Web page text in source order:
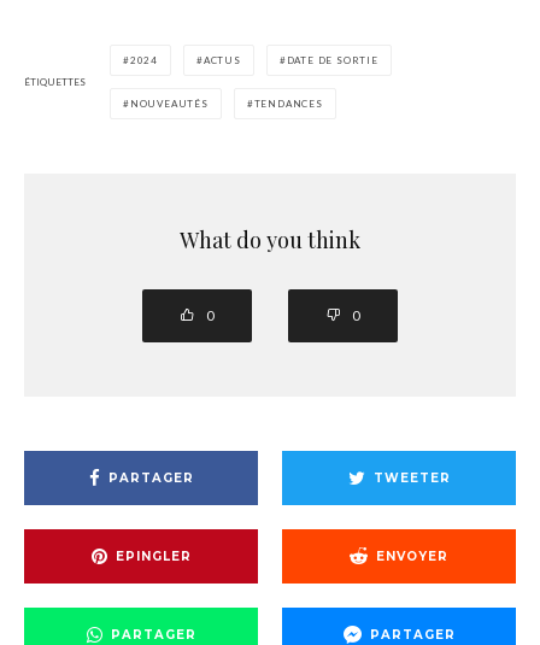
ÉTIQUETTES
2024 ACTUS DATE DE SORTIE
NOUVEAUTÉS TENDANCES
What do you think
0 0
PARTAGER TWEETER
EPINGLER ENVOYER
PARTAGER PARTAGER